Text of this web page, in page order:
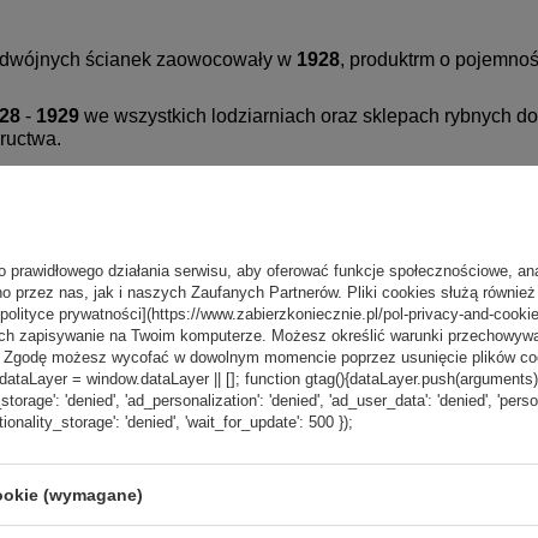
ścianek zaowocowały w 1928, produktrm o
- 1929 we wszystkich lodziarniach oraz sklepach rybnych
możliwości produkcyjne firmy Thermos w Anglii zostały
z nimi wylatywały tysiące termosów. W tym samym czasie
było przeznaczanej na aprowizację wojska lub na
, Thermos ze swoimi termosami był już popularny na całym
litograficzną do swoich stalowych pudełek na śniadanie.
Zestaw ten sprzedał się w ilości ponad 2,000,000
przejęcie zakładu "Little Brown Jug" a także kilku innych
znany w branży spożywczej do przechowywania napojów
w przemyśle pomiarowym, energetycznym,
działania serwisu, aby oferować funkcje społecznościowe,
przez nas, jak i naszych Zaufanych Partnerów. Pliki cookies służą
prywatności](https://www.zabierzkoniecznie.pl/pol-privacy-and-
zapisywanie na Twoim komputerze. Możesz określić warunki
Zgodę możesz wycofać w dowolnym momencie poprzez usunięcie plików
= window.dataLayer || []; function
'denied', 'ad_personalization': 'denied', 'ad_user_data': 'denied',
'denied', 'wait_for_update': 500 });
(wymagane)